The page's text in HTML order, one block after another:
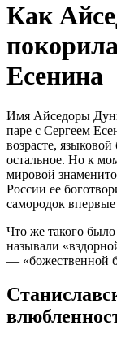
Как
Есенина
Имя Айседоры
паре с Сергеем
возрасте,
остальное. Но к
мировой
России ее
самородок
Что же такого
называли
— «божественной